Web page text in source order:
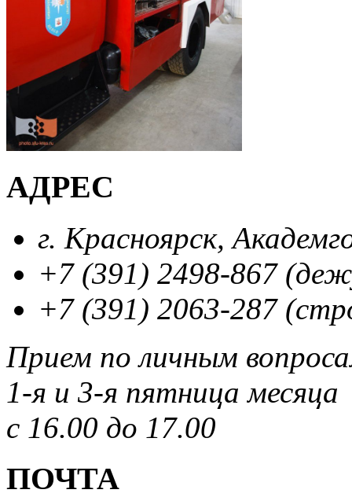
АДРЕС
г. Красноярск,
+7 (391) 2498-867
+7 (391) 2063-287
Прием по личным
1-я и 3-я пятница месяца
с 16.00 до 17.00
ПОЧТА